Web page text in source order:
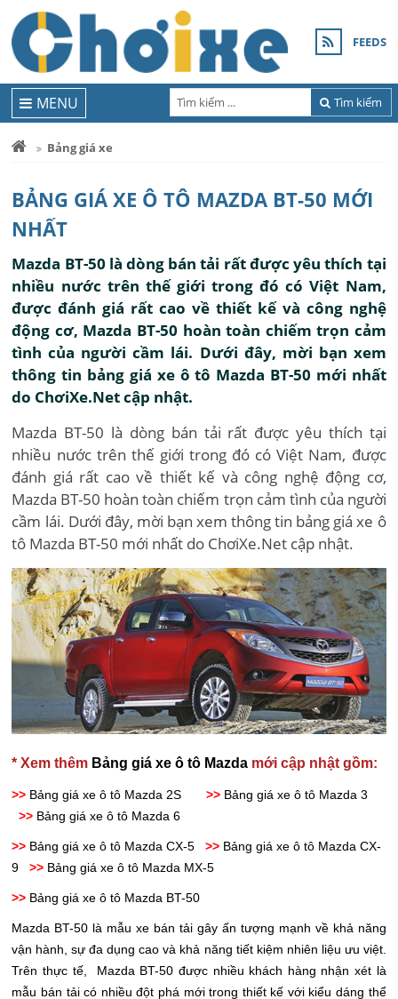
FEEDS
Tìm kiếm
MENU
Bảng giá xe
BẢNG GIÁ XE Ô TÔ MAZDA BT-50 MỚI
NHẤT
Mazda BT-50 là dòng bán tải rất được yêu thích tại
nhiều nước trên thế giới trong đó có Việt Nam,
được đánh giá rất cao về thiết kế và công nghệ
động cơ, Mazda BT-50 hoàn toàn chiếm trọn cảm
tình của người cầm lái. Dưới đây, mời bạn xem
thông tin bảng giá xe ô tô Mazda BT-50 mới nhất
do ChơiXe.Net cập nhật.
Mazda BT-50 là dòng bán tải rất được yêu thích tại
nhiều nước trên thế giới trong đó có Việt Nam, được
đánh giá rất cao về thiết kế và công nghệ động cơ,
Mazda BT-50 hoàn toàn chiếm trọn cảm tình của người
cầm lái. Dưới đây, mời bạn xem thông tin bảng giá xe ô
tô Mazda BT-50 mới nhất do ChơiXe.Net cập nhật.
* Xem thêm Bảng giá xe ô tô Mazda mới cập nhật gồm:
>> Bảng giá xe ô tô Mazda 2S>> Bảng giá xe ô tô Mazda 3
>> Bảng giá xe ô tô Mazda 6
>> Bảng giá xe ô tô Mazda CX-5>> Bảng giá xe ô tô Mazda CX-
9>> Bảng giá xe ô tô Mazda MX-5
>> Bảng giá xe ô tô Mazda BT-50
Mazda BT-50 là mẫu xe bán tải gây ấn tượng mạnh về khả năng
vận hành, sự đa dụng cao và khả năng tiết kiệm nhiên liệu ưu việt.
Trên thực tế, Mazda BT-50 được nhiều khách hàng nhận xét là
mẫu bán tải có nhiều đột phá mới trong thiết kế với kiểu dáng thể